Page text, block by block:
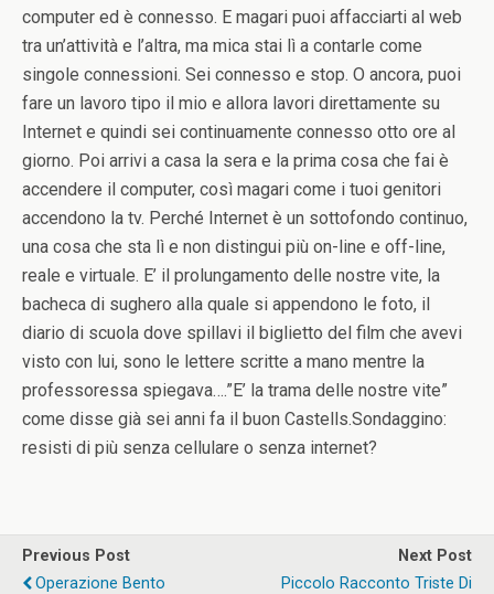
computer ed è connesso. E magari puoi affacciarti al web
tra un’attività e l’altra, ma mica stai lì a contarle come
singole connessioni. Sei connesso e stop. O ancora, puoi
fare un lavoro tipo il mio e allora lavori direttamente su
Internet e quindi sei continuamente connesso otto ore al
giorno. Poi arrivi a casa la sera e la prima cosa che fai è
accendere il computer, così magari come i tuoi genitori
accendono la tv. Perché Internet è un sottofondo continuo,
una cosa che sta lì e non distingui più on-line e off-line,
reale e virtuale. E’ il prolungamento delle nostre vite, la
bacheca di sughero alla quale si appendono le foto, il
diario di scuola dove spillavi il biglietto del film che avevi
visto con lui, sono le lettere scritte a mano mentre la
professoressa spiegava….”E’ la trama delle nostre vite”
come disse già sei anni fa il buon Castells.Sondaggino:
resisti di più senza cellulare o senza internet?
Previous Post
Operazione Bento
Next Post
Piccolo Racconto Triste Di